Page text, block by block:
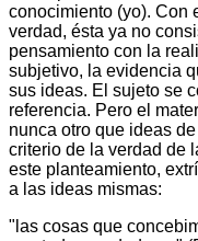
conocimiento (yo). Con
verdad, ésta ya no
pensamiento con la
subjetivo, la evidencia
sus ideas. El sujeto se
referencia. Pero el
nunca otro que ideas
criterio de la verdad de
este planteamiento,
a las ideas mismas:
"las cosas que